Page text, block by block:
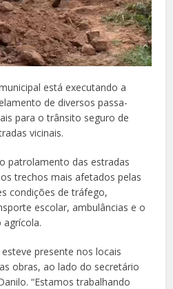
está executando a
de diversos passa-
para o trânsito seguro de
vicinais.
patrolamento das estradas
trechos mais afetados pelas
condições de tráfego,
escolar, ambulâncias e o
presente nos locais
obras, ao lado do secretário
“Estamos trabalhando